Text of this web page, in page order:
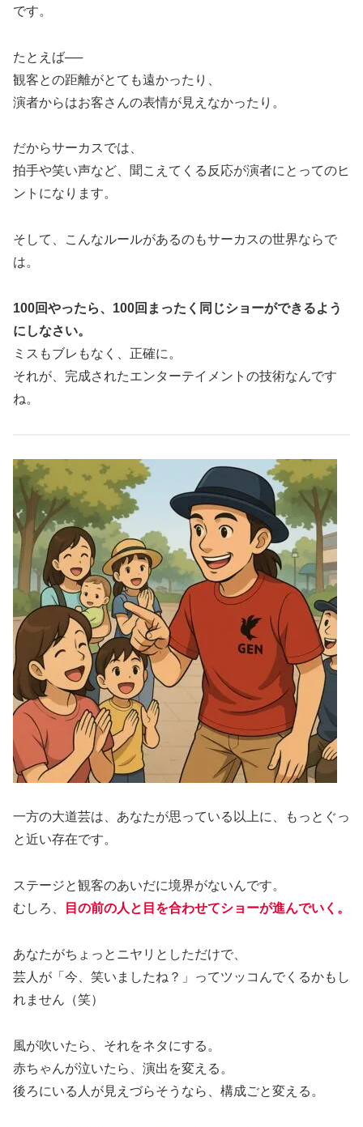
です。
たとえば──
観客との距離がとても遠かったり、
演者からはお客さんの表情が見えなかったり。
だからサーカスでは、
拍手や笑い声など、聞こえてくる反応が演者にとってのヒ
ントになります。
そして、こんなルールがあるのもサーカスの世界ならで
は。
100回やったら、100回まったく同じショーができるよう
にしなさい。
ミスもブレもなく、正確に。
それが、完成されたエンターテイメントの技術なんです
ね。
一方の大道芸は、あなたが思っている以上に、もっとぐっ
と近い存在です。
ステージと観客のあいだに境界がないんです。
むしろ、
目の前の人と目を合わせてショーが進んでいく。
あなたがちょっとニヤリとしただけで、
芸人が「今、笑いましたね？」ってツッコんでくるかもし
れません（笑）
風が吹いたら、それをネタにする。
赤ちゃんが泣いたら、演出を変える。
後ろにいる人が見えづらそうなら、構成ごと変える。